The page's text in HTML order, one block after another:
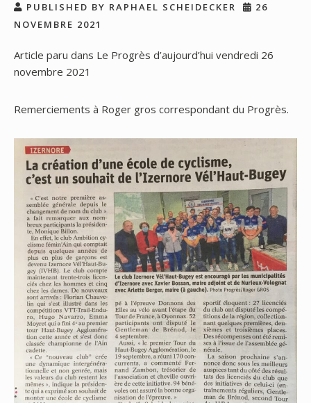
PUBLISHED BY RAPHAEL SCHEIDECKER
26
NOVEMBRE 2021
Article paru dans Le Progrès d’aujourd’hui vendredi 26
novembre 2021
Remerciements à Roger gros correspondant du Progrès.